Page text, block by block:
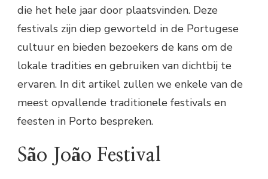
die het hele jaar door plaatsvinden. Deze
festivals zijn diep geworteld in de Portugese
cultuur en bieden bezoekers de kans om de
lokale tradities en gebruiken van dichtbij te
ervaren. In dit artikel zullen we enkele van de
meest opvallende traditionele festivals en
feesten in Porto bespreken.
São João Festival